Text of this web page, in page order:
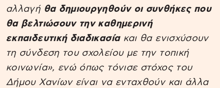
αλλαγή θα δημιουργηθούν οι συνθήκες που
θα βελτιώσουν την καθημερινή
εκπαιδευτική διαδικασίακαι θα ενισχύσουν
τη σύνδεση του σχολείου με την τοπική
κοινωνία», ενώ όπως τόνισε στόχος του
Δήμου Χανίων είναι να ενταχθούν και άλλα